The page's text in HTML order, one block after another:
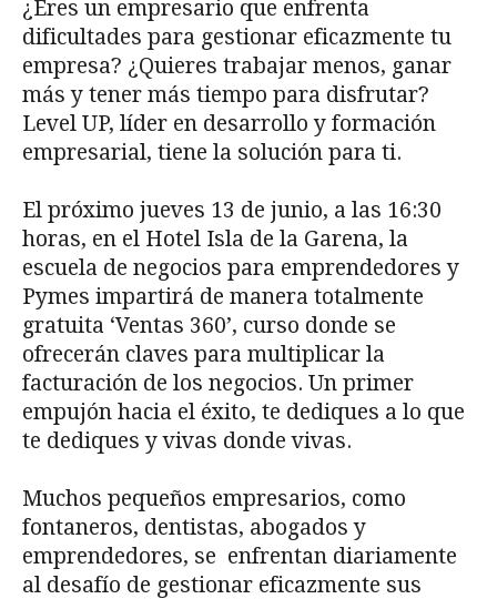
¿Eres un empresario que enfrenta
dificultades para gestionar eficazmente tu
empresa? ¿Quieres trabajar menos, ganar
más y tener más tiempo para disfrutar?
Level UP, líder en desarrollo y formación
empresarial, tiene la solución para ti.
El próximo jueves 13 de junio, a las 16:30
horas, en el Hotel Isla de la Garena, la
escuela de negocios para emprendedores y
Pymes impartirá de manera totalmente
gratuita ‘Ventas 360’, curso donde se
ofrecerán claves para multiplicar la
facturación de los negocios. Un primer
empujón hacia el éxito, te dediques a lo que
te dediques y vivas donde vivas.
Muchos pequeños empresarios, como
fontaneros, dentistas, abogados y
emprendedores, se enfrentan diariamente
al desafío de gestionar eficazmente sus